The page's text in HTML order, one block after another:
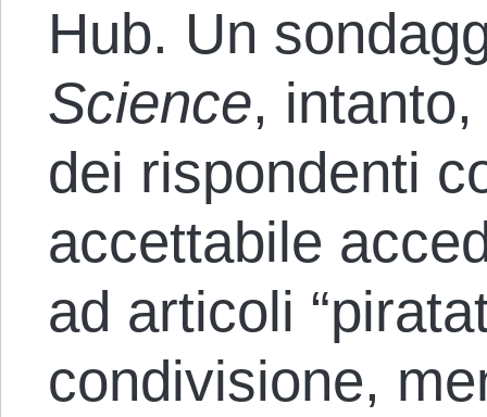
Hub. Un
Science,
dei rispondenti
accettabile
ad articoli
condivisione,